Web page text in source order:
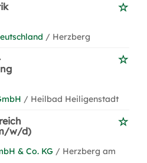
/ Herzberg
/ Heilbad Heiligenstadt
w/d)
& Co. KG / Herzberg am